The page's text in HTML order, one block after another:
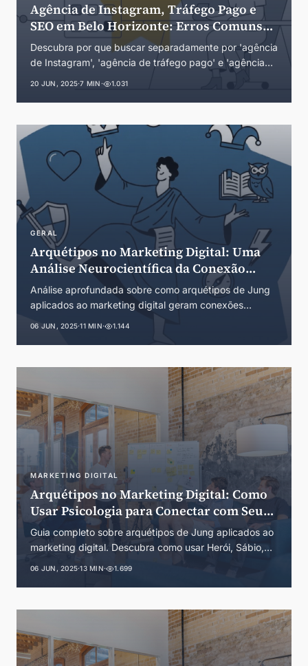
Agência de Instagram, Tráfego Pago e
SEO em Belo Horizonte: Erros Comuns
que Empresários Cometem
Descubra por que buscar separadamente por 'agência
de Instagram', 'agência de tráfego pago' e 'agência
20 JUN, 2025·7 MIN · 1.031
GERAL
Arquétipos no Marketing Digital: Uma
Análise Neurocientífica da Conexão
Emocional entre Marcas e Consumidores
Análise aprofundada sobre como arquétipos de Jung
aplicados ao marketing digital geram conexões
06 JUN, 2025·11 MIN· 1.144
MARKETING DIGITAL
Arquétipos no Marketing Digital: Como
Usar Psicologia para Conectar com Seu
Público em 2025
Guia completo sobre arquétipos de Jung aplicados ao
marketing digital. Descubra como usar Herói, Sábio,
06 JUN, 2025·13 MIN· 1.699